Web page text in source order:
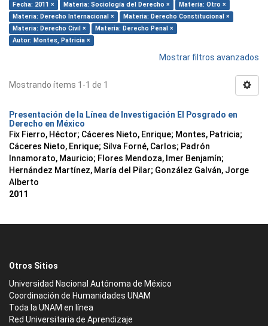
Fecha: 2011 ×
Materia: Sociología del Derecho ×
Materia: Otro ×
Materia: Derecho Internacional ×
Materia: Derecho Constitucional ×
Materia: Derecho Civil ×
Materia: Derecho Penal ×
Autor: Montes, Patricia ×
Mostrar filtros avanzados
Mostrando ítems 1-1 de 1
Presentación de la Línea de Investigación El Posgrado en
Derecho en México
Fix Fierro, Héctor; Cáceres Nieto, Enrique; Montes, Patricia;
Cáceres Nieto, Enrique; Silva Forné, Carlos; Padrón
Innamorato, Mauricio; Flores Mendoza, Imer Benjamín;
Hernández Martínez, María del Pilar; González Galván, Jorge
Alberto
2011
Otros Sitios
Universidad Nacional Autónoma de México
Coordinación de Humanidades UNAM
Toda la UNAM en línea
Red Universitaria de Aprendizaje